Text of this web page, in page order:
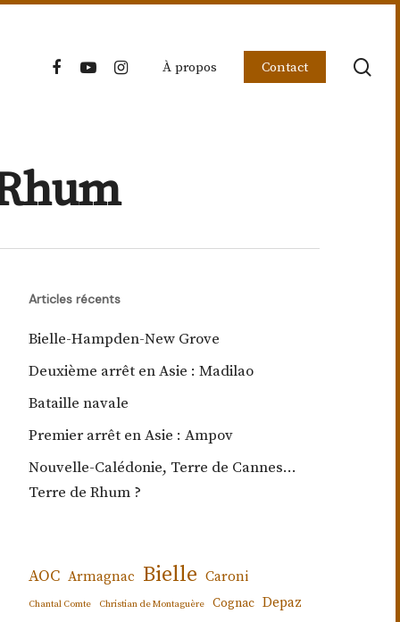
facebookyoutubeinstagramÀ propos Contact
Articles récents
Bielle-Hampden-New Grove
Deuxième arrêt en Asie : Madilao
Bataille navale
Premier arrêt en Asie : Ampov
Nouvelle-Calédonie, Terre de Cannes…
Terre de Rhum ?
AOC Armagnac Bielle Caroni
Chantal Comte Christian de Montaguère Cognac Depaz